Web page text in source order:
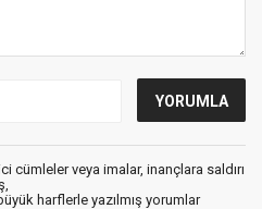
cümleler veya imalar, inançlara saldırı
harflerle yazılmış yorumlar